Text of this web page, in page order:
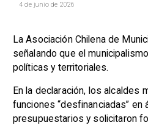
4 de junio de 2026
La Asociación Chilena de
señalando que el
políticas y territoriales.
En la declaración, los alcaldes
funciones “desfinanciadas”
presupuestarios y solicitaron